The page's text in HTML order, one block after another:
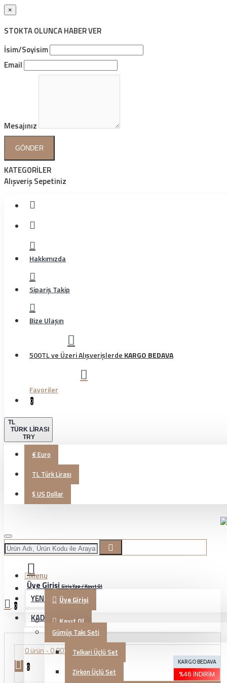
×
STOKTA OLUNCA HABER VER
İsim/Soyisim
Email
Mesajınız
GÖNDER
KATEGORİLER
Alışveriş Sepetiniz
Hakkımızda
Sipariş Takip
Bize Ulaşın
500TL ve Üzeri Alışverişlerde KARGO BEDAVA
Favoriler
0
TL
TÜRK LIRASI
TRY
€Euro
TL Türk Lirası
$ US Dollar
Üye Girişi Giriş Yap / Kayıt Ol
Üye Girişi
Kayıt Ol
0 ürün - 0,00TL
0
Menu
YENİ GELENLER
KADIN TAKI
Gümüş Takı Seti
Telkari Üçlü Set
Zirkon Üçlü Set
0
KARGO BEDAVA
%46 İNDIRIM